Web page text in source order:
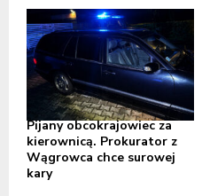
Pijany obcokrajowiec za
kierownicą. Prokurator z
Wągrowca chce surowej
kary